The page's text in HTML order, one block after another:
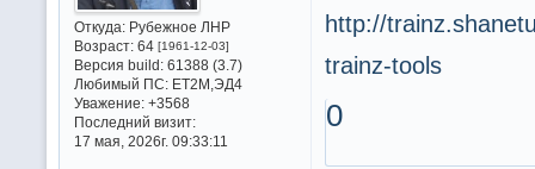
Откуда:Рубежное ЛНР
Возраст:64 [1961-12-03]
Версия build:61388 (3.7)
Любимый ПС:ET2M,ЭД4
Уважение: +3568
Последний визит:
17 мая, 2026г. 09:33:11
http://
trainz-tools
0